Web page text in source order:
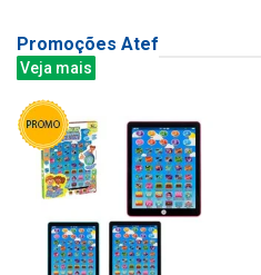
Promoções Atef
Veja mais